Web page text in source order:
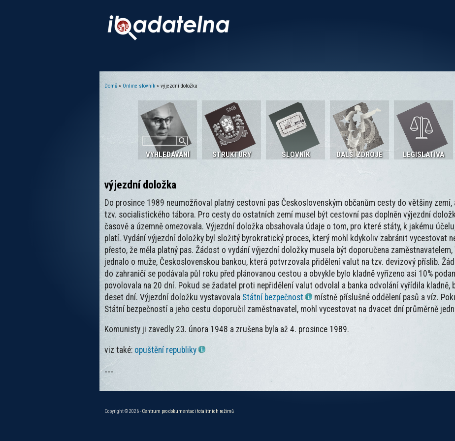
Domů » Online slovník » výjezdní doložka
VYHLEDÁVÁNÍ STRUKTURY SLOVNÍK DALŠÍ ZDROJE LEGISLATIVA
výjezdní doložka
Do prosince 1989 neumožňoval platný cestovní pas Československým občanům cesty do většiny
tzv. socialistického tábora. Pro cesty do ostatních zemí musel být cestovní pas doplněn výjezdní
časově a územně omezovala. Výjezdní doložka obsahovala údaje o tom, pro které státy, k jakému
platí. Vydání výjezdní doložky byl složitý byrokratický proces, který mohl kdykoliv zabránit vycestovat
přesto, že měla platný pas. Žádost o vydání výjezdní doložky musela být doporučena
jednalo o muže, Československou bankou, která potvrzovala přidělení valut na tzv. devizový příslib.
do zahraničí se podávala půl roku před plánovanou cestou a obvykle bylo kladně vyřízeno asi 10%
povolovala na 20 dní. Pokud se žadatel proti nepřidělení valut odvolal a banka odvolání vyřídila kladně,
deset dní. Výjezdní doložku vystavovala Státní bezpečnost
místně příslušné oddělení pasů a víz.
Státní bezpečností a jeho cestu doporučil zaměstnavatel, mohl vycestovat na dvacet dní průměrně
Komunisty ji zavedly 23. února 1948 a zrušena byla až 4. prosince 1989.
viz také: opuštění republiky
---
Copyright © 2026 -Centrum pro dokumentaci totalitních režimů